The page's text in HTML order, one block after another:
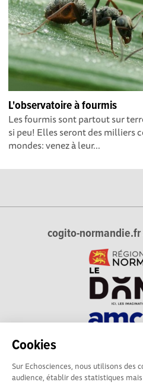
Cookies
Sur Echosciences, nous utilisons des
audience, établir des statistiques
L'observatoire à fourmis
Les fourmis sont partout sur
si peu! Elles seront des milliers
mondes: venez à leur...
cogito-
technique et du dialogue